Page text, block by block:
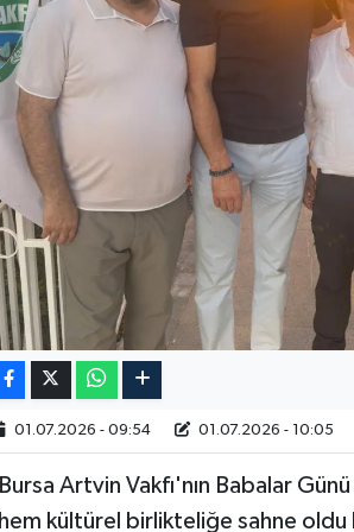
01.07.2026 - 09:54 01.07.2026 - 10:05
Bursa Artvin Vakfı'nın Babalar
hem kültürel birlikteliğe sahne